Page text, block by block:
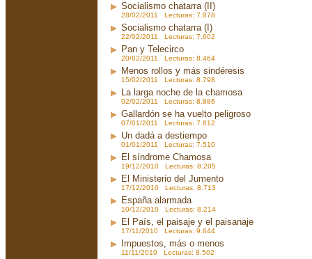
Socialismo chatarra (II)
28/02/2011 Lecturas: 7.878
Socialismo chatarra (I)
22/02/2011 Lecturas: 7.602
Pan y Telecirco
20/02/2011 Lecturas: 8.464
Menos rollos y más sindéresis
15/02/2011 Lecturas: 8.798
La larga noche de la chamosa
02/02/2011 Lecturas: 8.886
Gallardón se ha vuelto peligroso
07/01/2011 Lecturas: 7.812
Un dadá a destiempo
01/01/2011 Lecturas: 7.510
El síndrome Chamosa
19/12/2010 Lecturas: 8.205
El Ministerio del Jumento
17/12/2010 Lecturas: 8.713
España alarmada
10/12/2010 Lecturas: 8.214
El País, el paisaje y el paisanaje
17/11/2010 Lecturas: 9.644
Impuestos, más o menos
11/11/2010 Lecturas: 8.502